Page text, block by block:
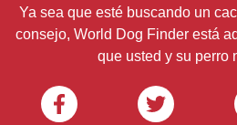
Ya sea que esté buscando un
consejo, World Dog Finder está
que usted y su perro